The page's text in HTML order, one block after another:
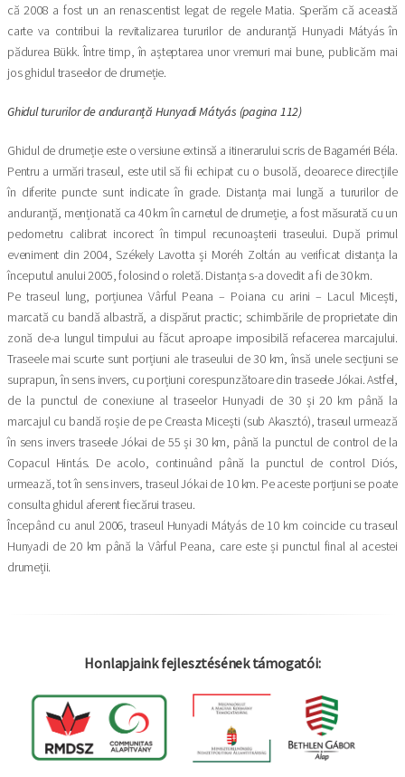
că 2008 a fost un an renascentist legat de regele Matia. Sperăm că această
carte va contribui la revitalizarea tururilor de anduranță Hunyadi Mátyás în
pădurea Bükk. Între timp, în așteptarea unor vremuri mai bune, publicăm mai
jos ghidul traseelor de drumeție.
Ghidul tururilor de anduranță Hunyadi Mátyás (pagina 112)
Ghidul de drumeție este o versiune extinsă a itinerarului scris de Bagaméri Béla.
Pentru a urmări traseul, este util să fii echipat cu o busolă, deoarece direcțiile
în diferite puncte sunt indicate în grade. Distanța mai lungă a tururilor de
anduranță, menționată ca 40 km în carnetul de drumeție, a fost măsurată cu un
pedometru calibrat incorect în timpul recunoașterii traseului. După primul
eveniment din 2004, Székely Lavotta și Moréh Zoltán au verificat distanța la
începutul anului 2005, folosind o roletă. Distanța s-a dovedit a fi de 30 km.
Pe traseul lung, porțiunea Vârful Peana – Poiana cu arini – Lacul Micești,
marcată cu bandă albastră, a dispărut practic; schimbările de proprietate din
zonă de-a lungul timpului au făcut aproape imposibilă refacerea marcajului.
Traseele mai scurte sunt porțiuni ale traseului de 30 km, însă unele secțiuni se
suprapun, în sens invers, cu porțiuni corespunzătoare din traseele Jókai. Astfel,
de la punctul de conexiune al traseelor Hunyadi de 30 și 20 km până la
marcajul cu bandă roșie de pe Creasta Micești (sub Akasztó), traseul urmează
în sens invers traseele Jókai de 55 și 30 km, până la punctul de control de la
Copacul Hintás. De acolo, continuând până la punctul de control Diós,
urmează, tot în sens invers, traseul Jókai de 10 km. Pe aceste porțiuni se poate
consulta ghidul aferent fiecărui traseu.
Începând cu anul 2006, traseul Hunyadi Mátyás de 10 km coincide cu traseul
Hunyadi de 20 km până la Vârful Peana, care este și punctul final al acestei
drumeții.
Honlapjaink fejlesztésének támogatói: